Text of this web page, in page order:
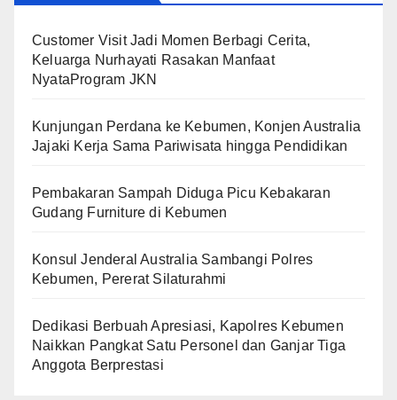
Customer Visit Jadi Momen Berbagi Cerita,
Keluarga Nurhayati Rasakan Manfaat
NyataProgram JKN
Kunjungan Perdana ke Kebumen, Konjen Australia
Jajaki Kerja Sama Pariwisata hingga Pendidikan
Pembakaran Sampah Diduga Picu Kebakaran
Gudang Furniture di Kebumen
Konsul Jenderal Australia Sambangi Polres
Kebumen, Pererat Silaturahmi
Dedikasi Berbuah Apresiasi, Kapolres Kebumen
Naikkan Pangkat Satu Personel dan Ganjar Tiga
Anggota Berprestasi